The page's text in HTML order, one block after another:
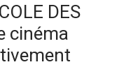
DES
cinéma